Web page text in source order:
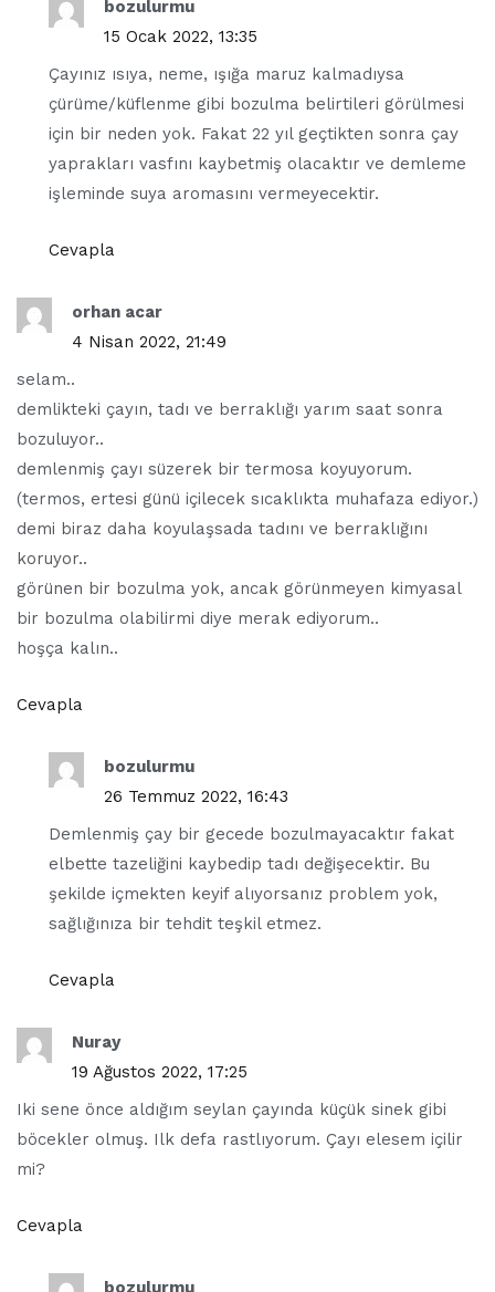
bozulurmu
15 Ocak 2022, 13:35
Çayınız ısıya, neme, ışığa maruz kalmadıysa
çürüme/küflenme gibi bozulma belirtileri görülmesi
için bir neden yok. Fakat 22 yıl geçtikten sonra çay
yaprakları vasfını kaybetmiş olacaktır ve demleme
işleminde suya aromasını vermeyecektir.
Cevapla
orhan acar
4 Nisan 2022, 21:49
selam..
demlikteki çayın, tadı ve berraklığı yarım saat sonra
bozuluyor..
demlenmiş çayı süzerek bir termosa koyuyorum.
(termos, ertesi günü içilecek sıcaklıkta muhafaza ediyor.)
demi biraz daha koyulaşsada tadını ve berraklığını
koruyor..
görünen bir bozulma yok, ancak görünmeyen kimyasal
bir bozulma olabilirmi diye merak ediyorum..
hoşça kalın..
Cevapla
bozulurmu
26 Temmuz 2022, 16:43
Demlenmiş çay bir gecede bozulmayacaktır fakat
elbette tazeliğini kaybedip tadı değişecektir. Bu
şekilde içmekten keyif alıyorsanız problem yok,
sağlığınıza bir tehdit teşkil etmez.
Cevapla
Nuray
19 Ağustos 2022, 17:25
Iki sene önce aldığım seylan çayında küçük sinek gibi
böcekler olmuş. Ilk defa rastlıyorum. Çayı elesem içilir
mi?
Cevapla
bozulurmu